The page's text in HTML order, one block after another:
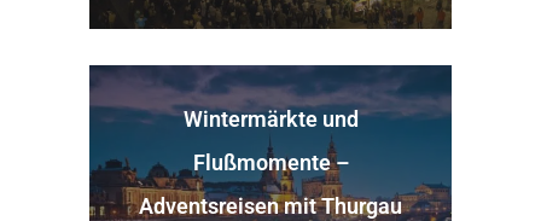
Wintermärkte und
Flußmomente –
Adventsreisen mit Thurgau